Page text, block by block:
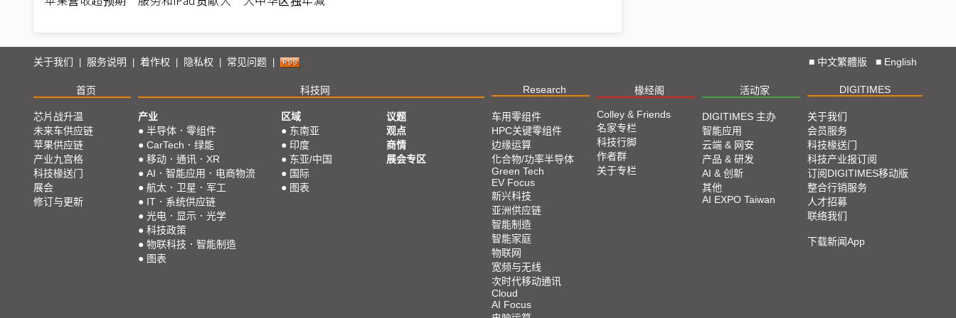
关于我们 服务说明 着作权 隐私权 常见问题 ■ 中文繁體版 ■ English
首页 科技网 Research 椽经阁 活动家 DIGITIMES
芯片战升温
未来车供应链
苹果供应链
产业九宫格
科技椽送门
展会
修订与更新
产业
● 半导体．零组件
● CarTech．绿能
● 移动．通讯．XR
● AI．智能应用．电商物流
● 航太．卫星．军工
● IT．系统供应链
● 光电．显示．光学
● 科技政策
● 物联科技．智能制造
● 图表
区域
● 东南亚
● 印度
● 东亚/中国
● 国际
● 图表
议题
观点
商情
展会专区
车用零组件
HPC关键零组件
边缘运算
化合物/功率半导体
Green Tech
EV Focus
新兴科技
亚洲供应链
智能制造
智能家庭
物联网
宽频与无线
次时代移动通讯
Cloud
AI Focus
Colley & Friends
名家专栏
科技行脚
作者群
关于专栏
DIGITIMES 主办
智能应用
云端 & 网安
产品 & 研发
AI & 创新
其他
AI EXPO Taiwan
关于我们
会员服务
科技椽送门
科技产业报订阅
订阅DIGITIMES移动版
整合行销服务
人才招募
联络我们
下载新闻App